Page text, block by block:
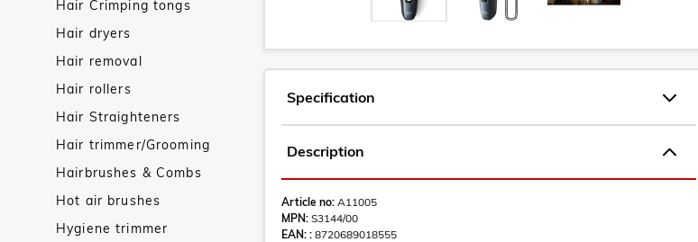
Hair Crimping tongs
Hair dryers
Hair removal
Hair rollers
Hair Straighteners
Hair trimmer/Grooming
Hairbrushes & Combs
Hot air brushes
Hygiene trimmer
Specification
Description
Article no: A11005
MPN: S3144/00
EAN: : 8720689018555